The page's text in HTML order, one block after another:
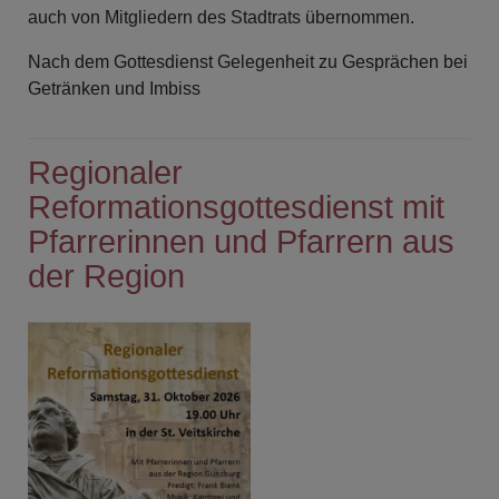
auch von Mitgliedern des Stadtrats übernommen.
Nach dem Gottesdienst Gelegenheit zu Gesprächen bei
Getränken und Imbiss
Regionaler
Reformationsgottesdienst mit
Pfarrerinnen und Pfarrern aus
der Region